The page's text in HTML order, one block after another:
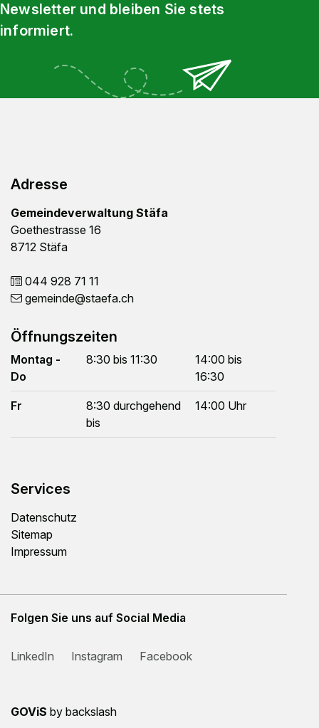
Newsletter und bleiben Sie stets
informiert.
Adresse
Gemeindeverwaltung Stäfa
Goethestrasse 16
8712 Stäfa
044 928 71 11
gemeinde@staefa.ch
Öffnungszeiten
Montag -
Do
8:30 bis 11:30
14:00 bis
16:30
Fr
8:30 durchgehend
bis
14:00 Uhr
Services
Datenschutz
Sitemap
Impressum
Folgen Sie uns auf Social Media
LinkedIn Instagram Facebook
GOViS by backslash